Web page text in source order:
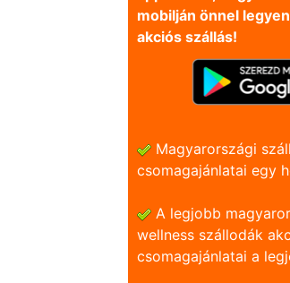
mobilján önnel
akciós szállás!
Magyarországi
csomagajánlatai egy
A legjobb
wellness szállodák
csomagajánlatai a